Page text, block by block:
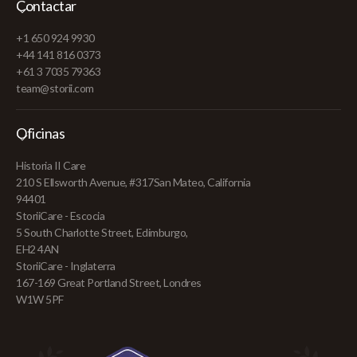
Contactar
+1 650 924 9930
+44 141 816 0373
+61 3 7035 79363
team@storii.com
Oficinas
Historia II Care
210 S Ellsworth Avenue, #317San Mateo, California
94401
StoriiCare - Escocia
5 South Charlotte Street, Edimburgo,
EH2 4AN
StoriiCare - Inglaterra
167-169 Great Portland Street, Londres
W1W 5PF